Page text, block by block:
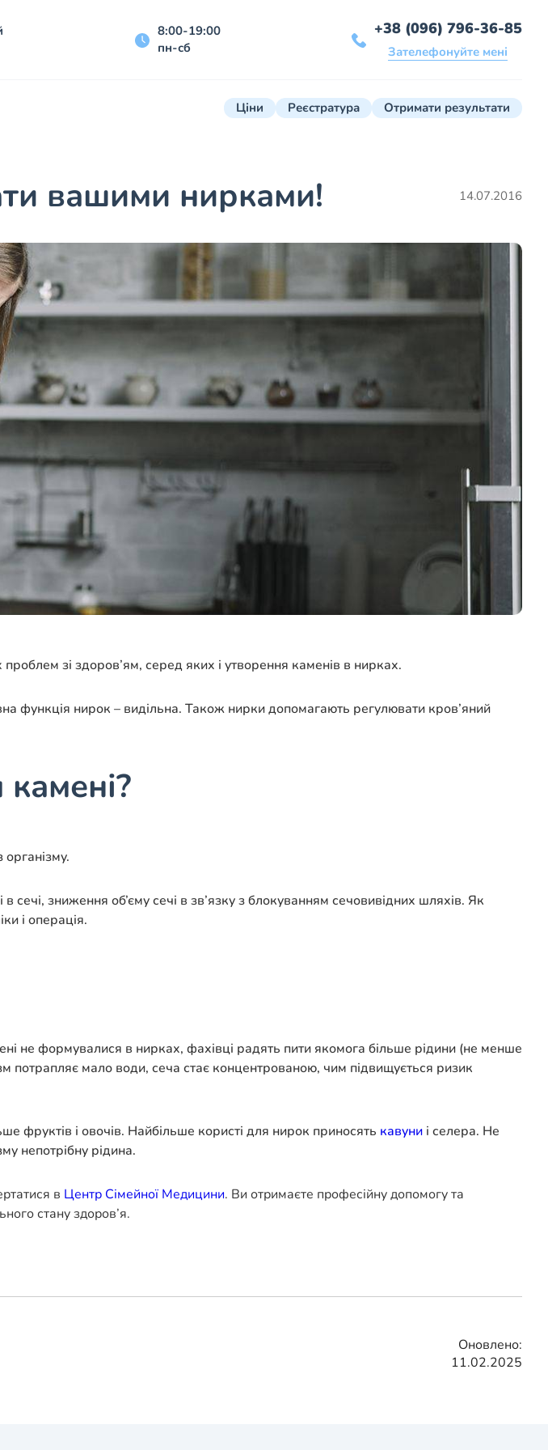
8:00-19:00
пн-сб
+38 (096) 796-36-85
Зателефонуйте мені
Ціни Реєстратура Отримати результати
вашими нирками! 14.07.2016
зі здоров’ям, серед яких і утворення каменів в нирках.
функція нирок – видільна. Також нирки допомагають регулювати кров’яний
сечі, зниження об’єму сечі в зв’язку з блокуванням сечовивідних шляхів. Як
і операція.
не формувалися в нирках, фахівці радять пити якомога більше рідини (не менше
мало води, сеча стає концентрованою, чим підвищується ризик
фруктів і овочів. Найбільше користі для нирок приносять кавуни і селера. Не
непотрібну рідина.
в Центр Сімейної Медицини. Ви отримаєте професійну допомогу та
стану здоров’я.
Оновлено:
11.02.2025